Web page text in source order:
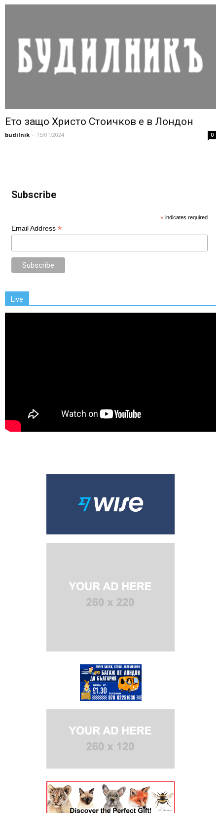
Ето защо Христо Стоичков е в Лондон
budilnik - 15/01/2024 0
Subscribe
* indicates required
Email Address *
Live